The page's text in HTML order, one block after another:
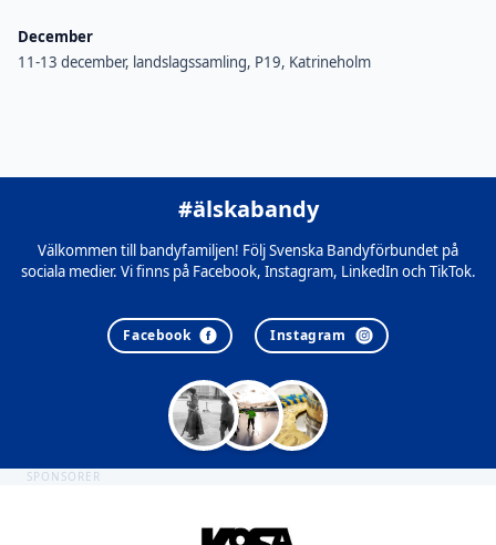
December
11-13 december, landslagssamling, P19, Katrineholm
#älskabandy
Välkommen till bandyfamiljen! Följ Svenska Bandyförbundet på
sociala medier. Vi finns på Facebook, Instagram, LinkedIn och TikTok.
Facebook Instagram
SPONSORER